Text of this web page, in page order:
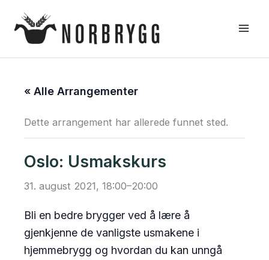
rett
« Alle Arrangementer
Dette arrangement har allerede funnet sted.
Oslo: Usmakskurs
31. august 2021, 18:00–20:00
Bli en bedre brygger ved å lære å
gjenkjenne de vanligste usmakene i
hjemmebrygg og hvordan du kan unngå